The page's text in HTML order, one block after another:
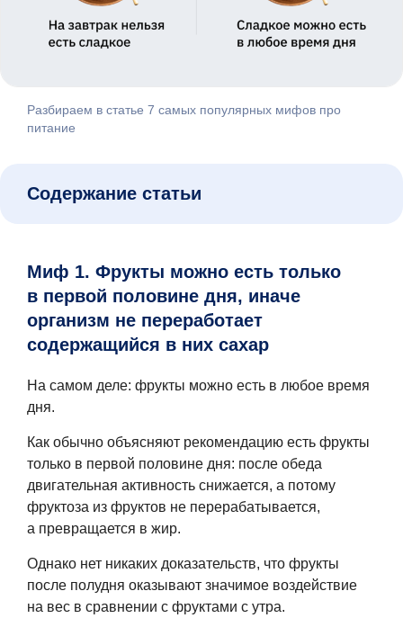
Разбираем в статье 7 самых популярных мифов про
питание
Миф 1. Фрукты можно есть только
в первой половине дня, иначе
организм не переработает
содержащийся в них сахар
На самом деле: фрукты можно есть в любое время
дня.
Как обычно объясняют рекомендацию есть фрукты
только в первой половине дня: после обеда
двигательная активность снижается, а потому
фруктоза из фруктов не перерабатывается,
а превращается в жир.
Однако нет никаких доказательств, что фрукты
после полудня оказывают значимое воздействие
на вес в сравнении с фруктами с утра.
Содержание статьи